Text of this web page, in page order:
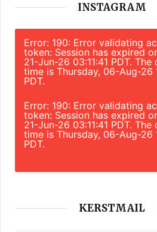
INSTAGRAM
Error: 190: Error validating
token: Session has expired
21-Jun-26 03:11:41 PDT. The
time is Thursday, 06-Aug-26
PDT.
Error: 190: Error validating
token: Session has expired
21-Jun-26 03:11:41 PDT. The
time is Thursday, 06-Aug-26
PDT.
KERSTMAIL